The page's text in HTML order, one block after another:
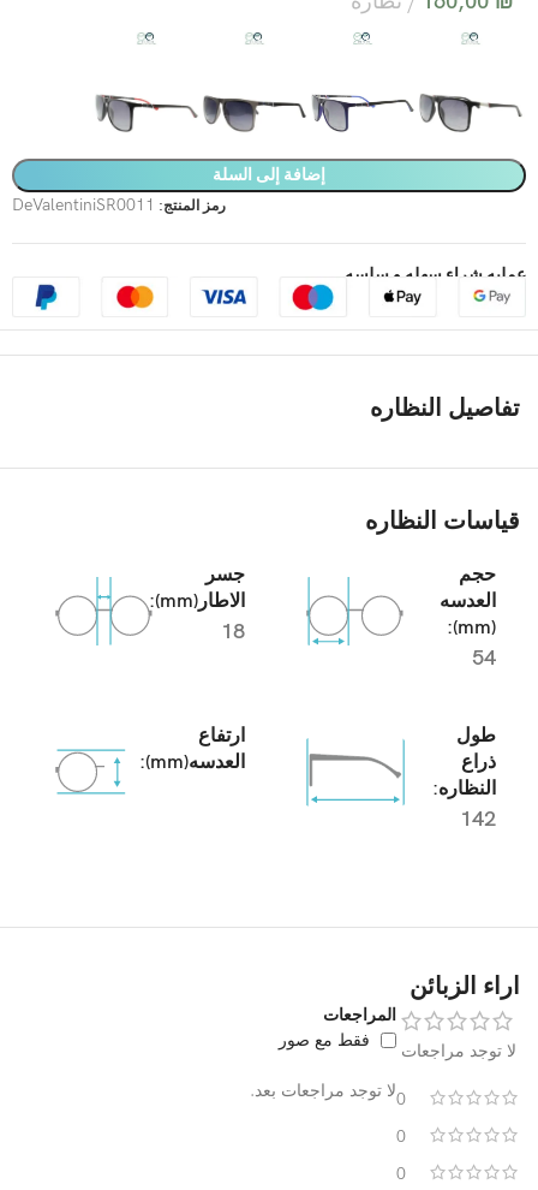
إضافة إلى السلة
رمز المنتج: DeValentiniSR0011
عمليه شراء سهله و سلسه
تفاصيل النظاره
قياسات النظاره
حجم
العدسه
(mm):
54
جسر
الاطار(mm):
18
طول
ذراع
النظاره:
142
ارتفاع
العدسه(mm):
اراء الزبائن
لا توجد مراجعات
0
0
0
المراجعات
فقط مع صور
لا توجد مراجعات بعد.